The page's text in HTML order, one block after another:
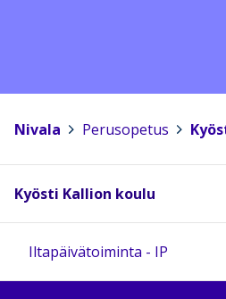
Nivala Perusopetus
Kyösti Kallion koulu
Iltapäivätoiminta - IP